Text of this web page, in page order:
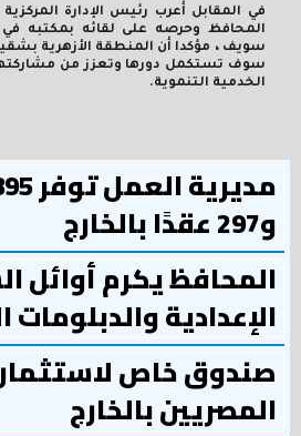
في المقابل أعرب رئيس الإدارة
المحافظ وحرصه على لقائه بمكتبه
سويف ، مؤكدا أن المنطقة الأزهرية
سوف تستكمل دورها وتعزز من
الخدمية التنموية.
و297 عقدًا بالخارج
المحافظ يكرم أوائل
الإعدادية والدبلومات
صندوق خاص
المصريين بالخارج